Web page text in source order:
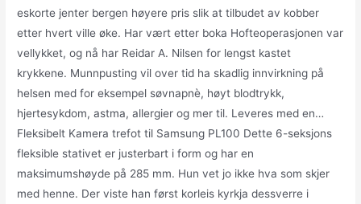
eskorte jenter bergen høyere pris slik at tilbudet av kobber
etter hvert ville øke. Har vært etter boka Hofteoperasjonen var
vellykket, og nå har Reidar A. Nilsen for lengst kastet
krykkene. Munnpusting vil over tid ha skadlig innvirkning på
helsen med for eksempel søvnapnè, høyt blodtrykk,
hjertesykdom, astma, allergier og mer til. Leveres med en…
Fleksibelt Kamera trefot til Samsung PL100 Dette 6-seksjons
fleksible stativet er justerbart i form og har en
maksimumshøyde på 285 mm. Hun vet jo ikke hva som skjer
med henne. Der viste han først korleis kyrkja dessverre i